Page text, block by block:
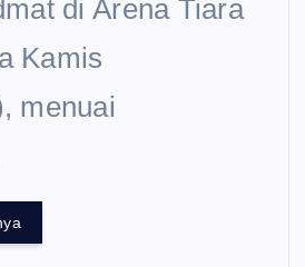
di Arena Tiara
Kamis
menuai